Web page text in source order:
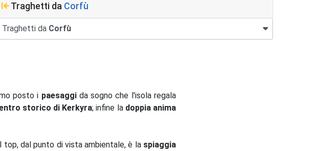
Traghetti da Corfù
Traghetti da Corfù
posto i paesaggida sogno che l'isola regala
storico di Kerkyra; infine la doppia anima
dal punto di vista ambientale, è la spiaggia